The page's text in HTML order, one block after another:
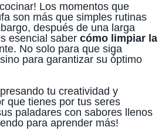
Los momentos que
son más que simples rutinas
después de una larga
esencial saber cómo limpiar la
No solo para que siga
para garantizar su óptimo
tu creatividad y
que tienes por tus seres
paladares con sabores llenos
para aprender más!